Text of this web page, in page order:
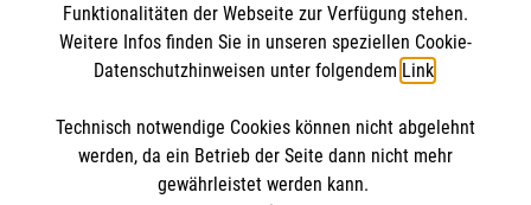
Malteserorden
Sharepoint
Spendenkonto
IBAN: DE78 3706 0120 1201 2168 30
BIC: GENODED1PA7
So finden Sie uns
Funktionalitäten der Webseite zur Verfügung stehen.
Weitere Infos finden Sie in unseren speziellen Cookie-
Datenschutzhinweisen unter folgendem Link.
Technisch notwendige Cookies können nicht abgelehnt
werden, da ein Betrieb der Seite dann nicht mehr
gewährleistet werden kann.